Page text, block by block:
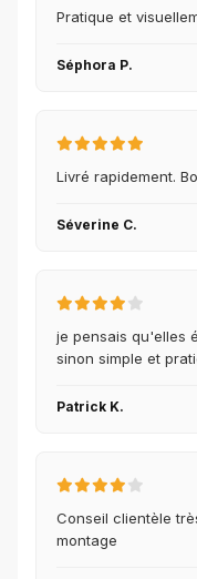
Pratique et
Séphora P.
Livré rapidement.
Séverine C.
je pensais qu'elles
sinon simple et
Patrick K.
Conseil clientèle
montage